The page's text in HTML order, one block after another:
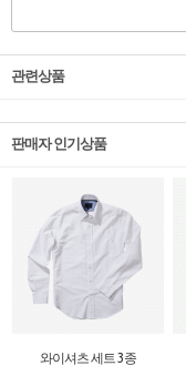
관련상품
판매자 인기상품
와이셔츠 세트 3종